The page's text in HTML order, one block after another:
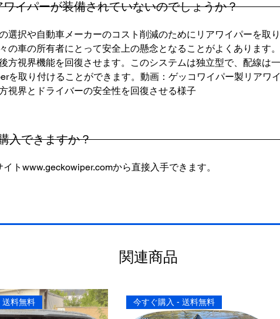
イパーが装備されていないのでしょうか？
選択や自動車メーカーのコスト削減のためにリアワイパーを取
の車の所有者にとって安全上の懸念となることがよくあります
方視界機能を回復させます。このシステムは独立型で、配線は
を取り付けることができます。動画：ゲッコワイパー製リアワ
視界とドライバーの安全性を回復させる様子
入できますか？
トwww.geckowiper.comから直接入手できます。
関連商品
送料無料 今すぐ購入 - 送料無料